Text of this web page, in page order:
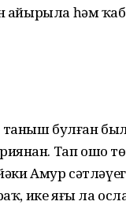
айырыла һәм
таныш булған
Тап ошо
Амур
ике яғы ла